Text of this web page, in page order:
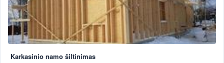
Karkasinio namo šiltinimas